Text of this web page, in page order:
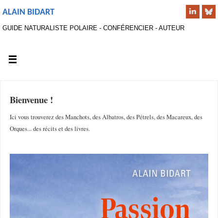
ALAIN BIDART
GUIDE NATURALISTE POLAIRE - CONFÉRENCIER - AUTEUR
Bienvenue !
Ici vous trouverez des Manchots, des Albatros, des Pétrels, des Macareux, des
Orques... des récits et des livres.